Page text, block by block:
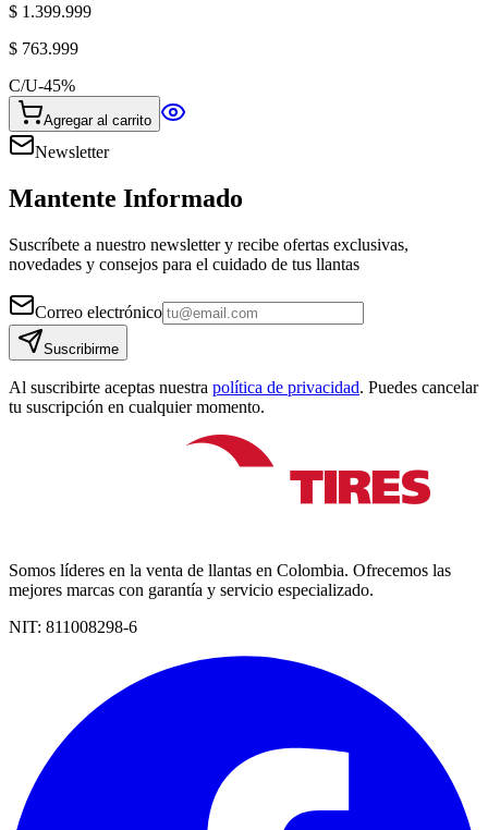
$ 1.399.999
$ 763.999
C/U-45%
Agregar al carrito
Newsletter
Mantente Informado
Suscríbete a nuestro newsletter y recibe ofertas exclusivas,
novedades y consejos para el cuidado de tus llantas
Correo electrónico
Suscribirme
Al suscribirte aceptas nuestra política de privacidad. Puedes cancelar
tu suscripción en cualquier momento.
Somos líderes en la venta de llantas en Colombia. Ofrecemos las
mejores marcas con garantía y servicio especializado.
NIT: 811008298-6